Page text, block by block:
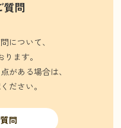
質問
について、
ます。
がある場合は、
ださい。
問